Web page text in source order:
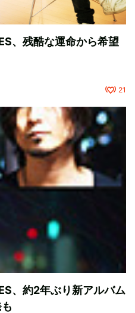
、残酷な運命から希望
21
、約2年ぶり新アルバム